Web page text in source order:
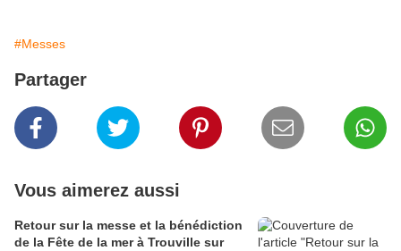
#Messes
Partager
Vous aimerez aussi
Retour sur la messe et la bénédiction
de la Fête de la mer à Trouville sur